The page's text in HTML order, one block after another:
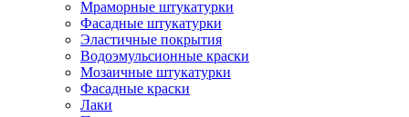
Мраморные штукатурки
Фасадные штукатурки
Эластичные покрытия
Водоэмульсионные краски
Мозаичные штукатурки
Фасадные краски
Лаки